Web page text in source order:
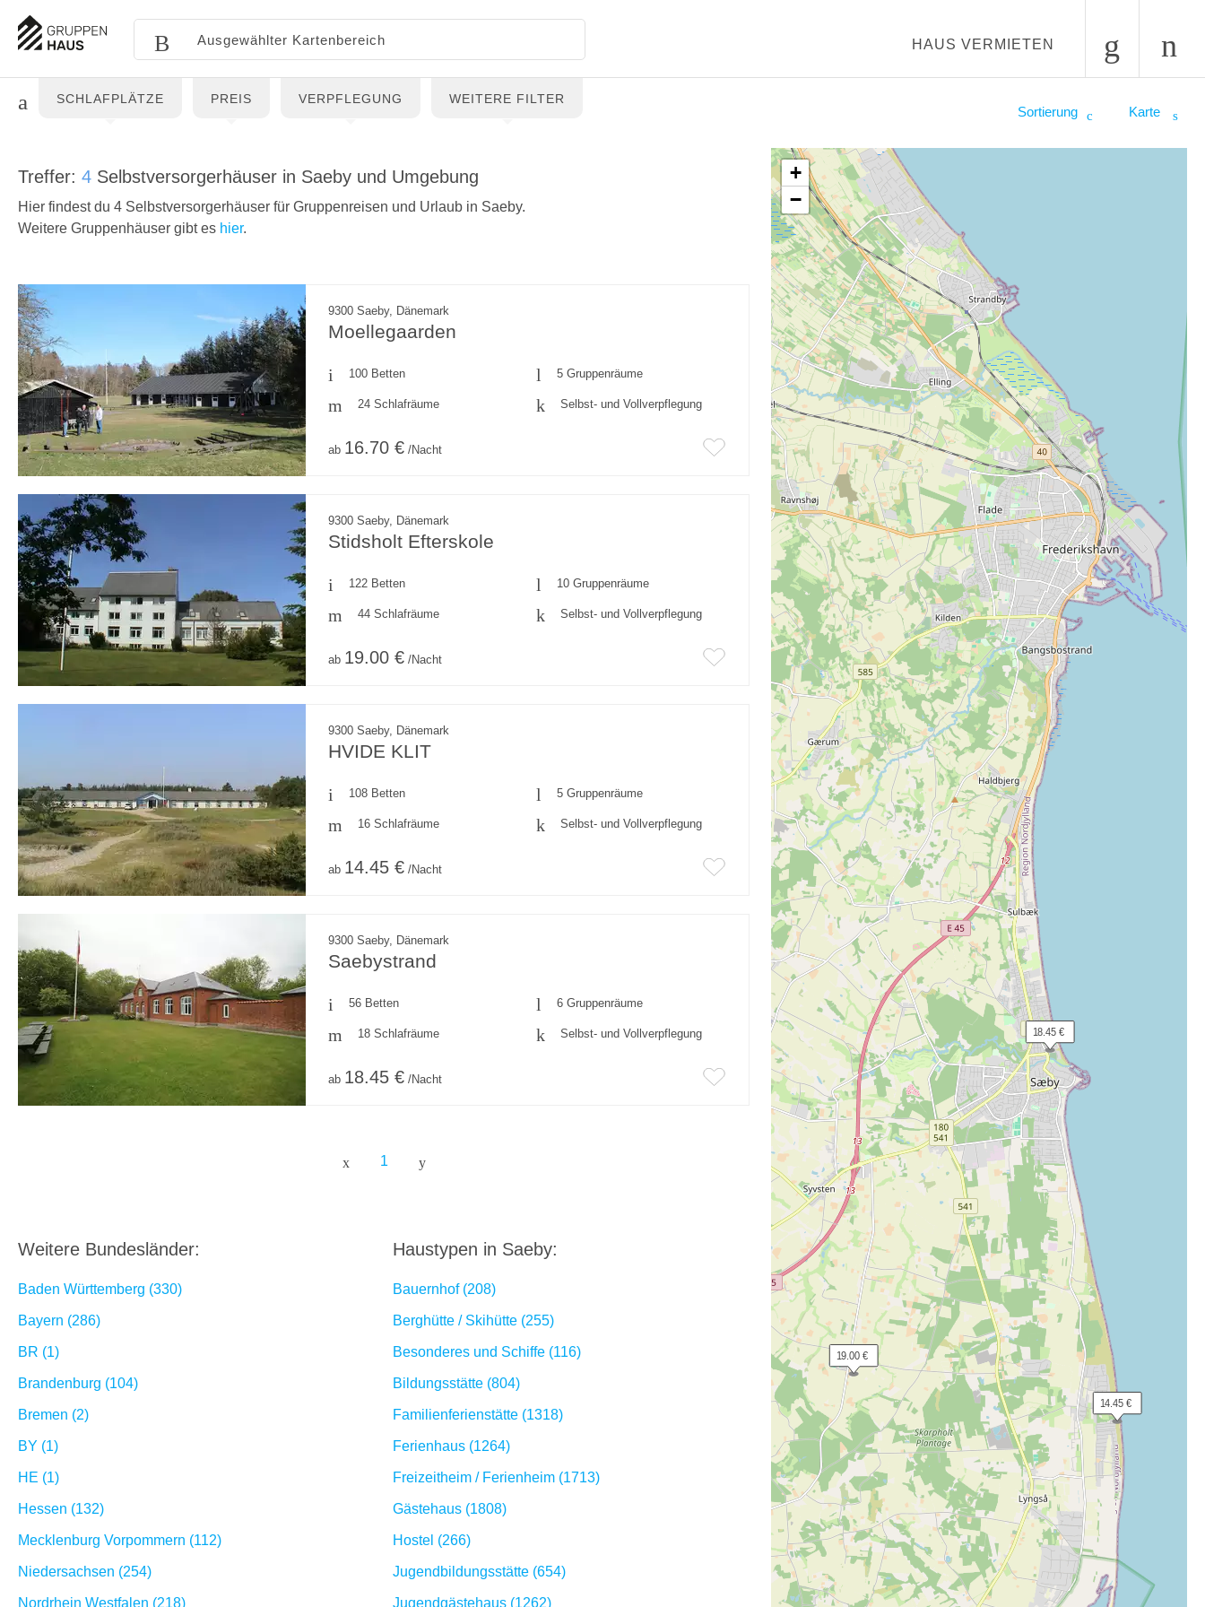
HAUS VERMIETEN
SCHLAFPLÄTZE PREIS VERPFLEGUNG WEITERE FILTER
Karte
Sortierung
Treffer: 4 Selbstversorgerhäuser in Saeby und Umgebung
Hier findest du 4 Selbstversorgerhäuser für Gruppenreisen und Urlaub in Saeby.
Weitere Gruppenhäuser gibt es hier.
9300 Saeby, Dänemark
Moellegaarden
100 Betten 5 Gruppenräume
24 Schlafräume Selbst- und Vollverpflegung
ab 16.70 € /Nacht
9300 Saeby, Dänemark
Stidsholt Efterskole
122 Betten 10 Gruppenräume
44 Schlafräume Selbst- und Vollverpflegung
ab 19.00 € /Nacht
9300 Saeby, Dänemark
HVIDE KLIT
108 Betten 5 Gruppenräume
16 Schlafräume Selbst- und Vollverpflegung
ab 14.45 € /Nacht
9300 Saeby, Dänemark
Saebystrand
56 Betten 6 Gruppenräume
18 Schlafräume Selbst- und Vollverpflegung
ab 18.45 € /Nacht
1
Weitere Bundesländer:
Baden Württemberg (330)
Bayern (286)
BR (1)
Brandenburg (104)
Bremen (2)
BY (1)
HE (1)
Hessen (132)
Mecklenburg Vorpommern (112)
Niedersachsen (254)
Nordrhein Westfalen (218)
Haustypen in Saeby:
Bauernhof (208)
Berghütte / Skihütte (255)
Besonderes und Schiffe (116)
Bildungsstätte (804)
Familienferienstätte (1318)
Ferienhaus (1264)
Freizeitheim / Ferienheim (1713)
Gästehaus (1808)
Hostel (266)
Jugendbildungsstätte (654)
Jugendgästehaus (1262)
19.00 €
14.45 €
18.45 €
+
−